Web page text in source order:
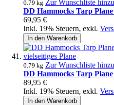
0.79 kg Zur Wunschliste
DD Hammocks Tarp Plane
69,95 €
Inkl. 19% Steuern, exkl.
In den Warenkorb
0.79 kg Zur Wunschliste
DD Hammocks Tarp Plane
89,95 €
Inkl. 19% Steuern, exkl.
In den Warenkorb